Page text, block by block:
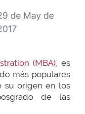
de May de
(MBA), es
más populares
su origen en los
de las